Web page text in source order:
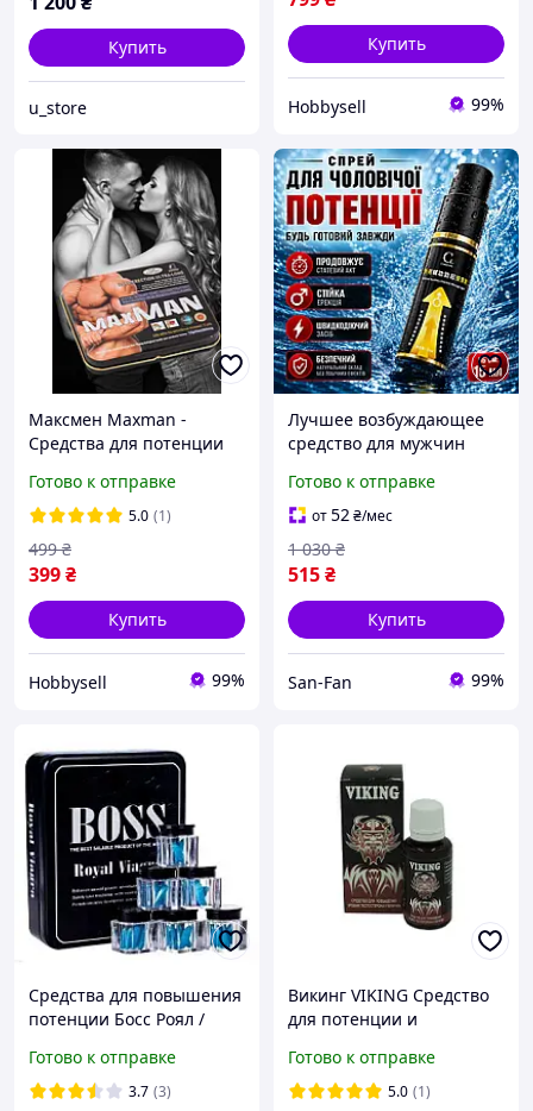
Купить
u_store
Купить
Hobbysell 99%
Максмен Maxman -
Средства для потенции
Мужские препараты для
повышения потенции
Готово к отправке
5.0 (1)
399₴
499 ₴
Купить
Hobbysell 99%
Лучшее возбуждающее
средство для мужчин
потенции и ярких
ощущений
Возбуждающий препарат
для секса
Готово к отправке
от52₴/мес
515₴
1 030 ₴
Купить
San-Fan 99%
Средства для повышения
потенции Босс Роял /
Готово к отправке
3.7 (3)
Викинг VIKING Средство
для потенции и
тестостерона у мужчин
Готово к отправке
5.0 (1)